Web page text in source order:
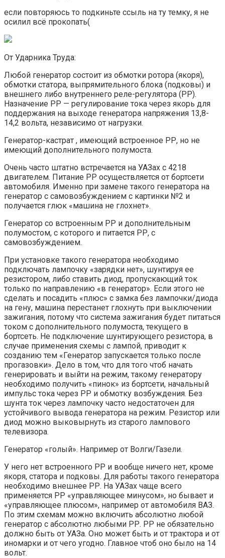
если повторяюсь то подкиньте ссыль на ту темку, я не
осилил всё прокопать(
От Ударника Труда:
Любой генератор состоит из обмотки ротора (якоря),
обмотки статора, выпрямительного блока (подковы) и
внешнего либо внутреннего реле-регулятора (РР).
Назначение РР — регулирование тока через якорь для
поддержания на выходе генератора напряжения 13,8-
14,2 вольта, независимо от нагрузки.
Генератор-кастрат , имеющий встроенное РР, но не
имеющий дополнительного полумоста.
Очень часто штатно встречается на УАЗах с 4218
двигателем. Питание РР осуществляется от бортсети
автомобиля. Именно при замене такого генератора на
генератор с самовозбуждением с картинки №2 и
получается глюк «машина не глохнет».
Генератор со встроенным РР и дополнительным
полумостом, с которого и питается РР, с
самовозбуждением.
При установке такого генератора необходимо
подключать лампочку «зарядки нет», шунтируя ее
резистором, либо ставить диод, пропускающий ток
только по направлению «в генератор». Если этого не
сделать и посадить «плюс» с замка без лампочки/диода
на гену, машина перестанет глохнуть при выключении
зажигания, потому что система зажигания будет питаться
током с дополнительного полумоста, текущего в
бортсеть. Не подключение шунтирующего резистора, в
случае применения схемы с лампой, приводит к
созданию тем «Генератор запускается только после
прогазовки». Дело в том, что для того чтоб начать
генерировать и выйти на режим, такому генератору
необходимо получить «пинок» из бортсети, начальный
импульс тока через РР и обмотку возбуждения. Без
шунта ток через лампочку часто недостаточен для
устойчивого вывода генератора на режим. Резистор или
диод можно выковырнуть из старого лампового
телевизора.
Генератор «голый». Например от Волги/Газели.
У него нет встроенного РР и вообще ничего нет, кроме
якоря, статора и подковы. Для работы такого генератора
необходимо внешнее РР. На УАЗах чаще всего
применяется РР «управляющее минусом», но бывает и
«управляющее плюсом», например от автомобиля ВАЗ.
По этим схемам можно включить абсолютно любой
генератор с абсолютно любыми РР. РР не обязательно
должно быть от УАЗа. Оно может быть и от трактора и от
иномарки и от чего угодно. Главное чтоб оно было на 14
вольт.